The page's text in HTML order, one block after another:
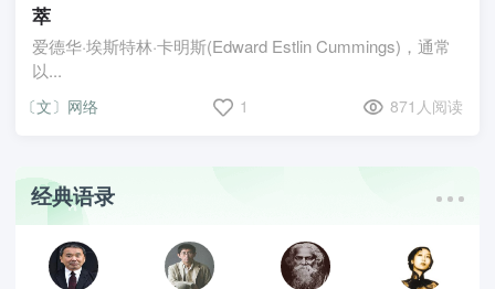
萃
爱德华·埃斯特林·卡明斯(Edward Estlin Cummings)，通常
以...
〔文〕网络 1 871人阅读
经典语录